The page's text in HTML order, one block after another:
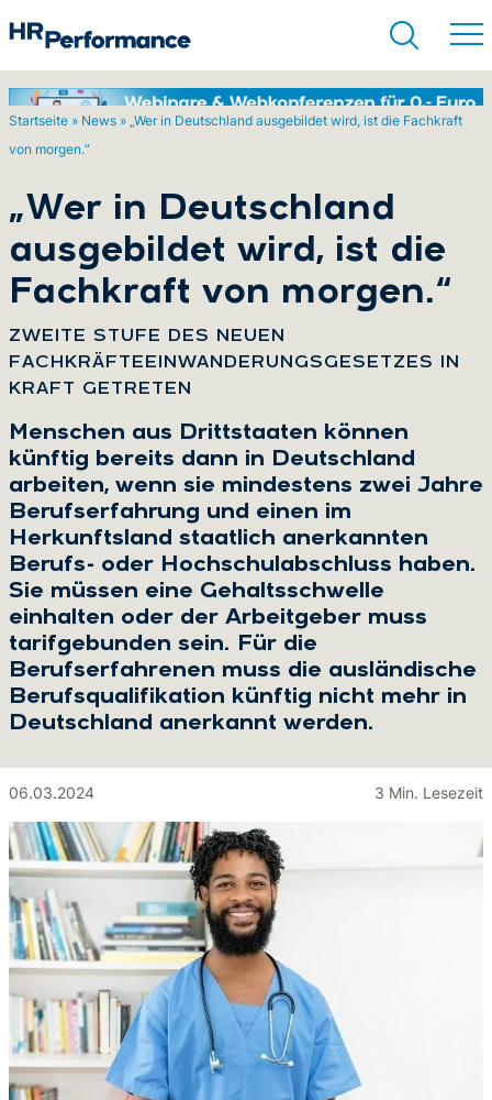
Startseite » News » „Wer in Deutschland ausgebildet wird, ist die Fachkraft
von morgen.“
„Wer in Deutschland
ausgebildet wird, ist die
Fachkraft von morgen.“:
ZWEITE STUFE DES NEUEN
FACHKRÄFTEEINWANDERUNGSGESETZES IN
KRAFT GETRETEN
Menschen aus Drittstaaten können
künftig bereits dann in Deutschland
arbeiten, wenn sie mindestens zwei Jahre
Berufserfahrung und einen im
Herkunftsland staatlich anerkannten
Berufs- oder Hochschulabschluss haben.
Sie müssen eine Gehaltsschwelle
einhalten oder der Arbeitgeber muss
tarifgebunden sein. Für die
Berufserfahrenen muss die ausländische
Berufsqualifikation künftig nicht mehr in
Deutschland anerkannt werden.
06.03.2024 3 Min. Lesezeit